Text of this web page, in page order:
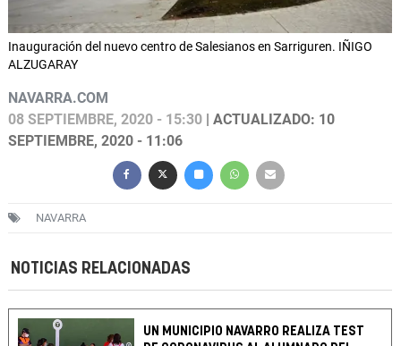
Inauguración del nuevo centro de Salesianos en Sarriguren. IÑIGO
ALZUGARAY
NAVARRA.COM
08 SEPTIEMBRE, 2020 - 15:30 | ACTUALIZADO: 10
SEPTIEMBRE, 2020 - 11:06
NAVARRA
NOTICIAS RELACIONADAS
UN MUNICIPIO NAVARRO REALIZA TEST